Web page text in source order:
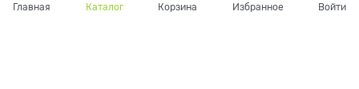
Главная Каталог Корзина Избранное Войти